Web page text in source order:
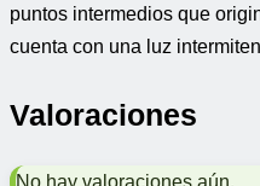
puntos intermedios que
cuenta con una luz
Valoraciones
No hay valoraciones aún.